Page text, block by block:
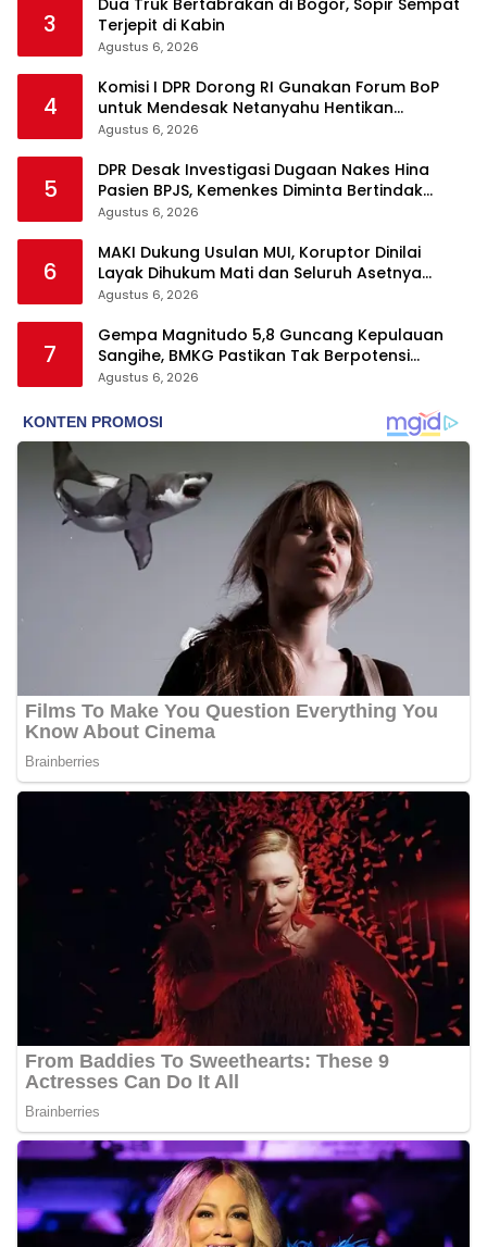
3
Terjepit di Kabin
Agustus 6, 2026
4
Komisi I DPR Dorong RI Gunakan Forum BoP
untuk Mendesak Netanyahu Hentikan
Serangan ke Gaza
Agustus 6, 2026
5
DPR Desak Investigasi Dugaan Nakes Hina
Pasien BPJS, Kemenkes Diminta Bertindak
Tegas
Agustus 6, 2026
6
MAKI Dukung Usulan MUI, Koruptor Dinilai
Layak Dihukum Mati dan Seluruh Asetnya
Dirampas
Agustus 6, 2026
7
Gempa Magnitudo 5,8 Guncang Kepulauan
Sangihe, BMKG Pastikan Tak Berpotensi
Tsunami
Agustus 6, 2026